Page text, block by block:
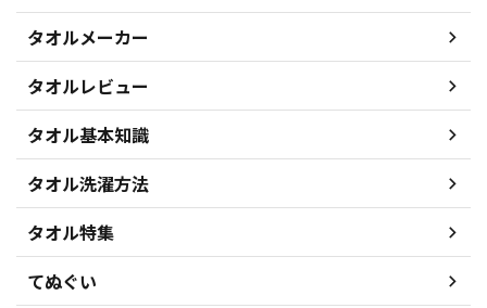
タオルメーカー
タオルレビュー
タオル基本知識
タオル洗濯方法
タオル特集
てぬぐい